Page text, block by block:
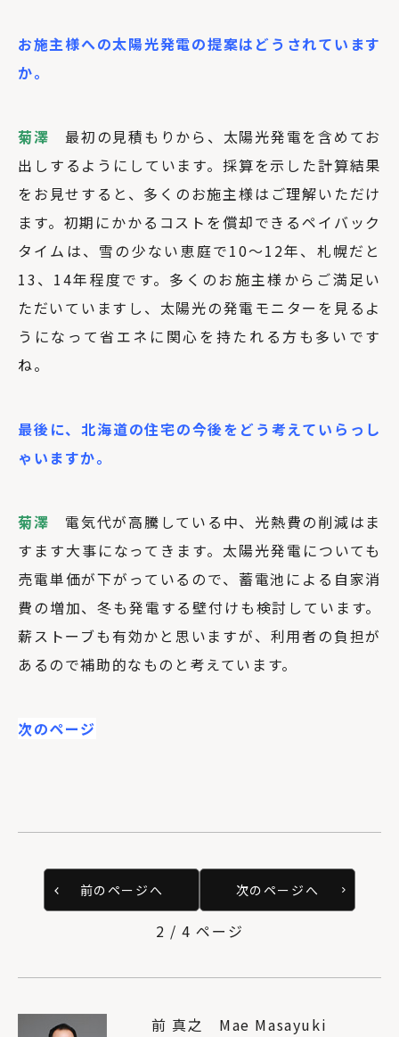
お施主様への太陽光発電の提案はどうされています
か。
菊澤 最初の見積もりから、太陽光発電を含めてお
出しするようにしています。採算を示した計算結果
をお見せすると、多くのお施主様はご理解いただけ
ます。初期にかかるコストを償却できるペイバック
タイムは、雪の少ない恵庭で10～12年、札幌だと
13、14年程度です。多くのお施主様からご満足い
ただいていますし、太陽光の発電モニターを見るよ
うになって省エネに関心を持たれる方も多いです
ね。
最後に、北海道の住宅の今後をどう考えていらっし
ゃいますか。
菊澤 電気代が高騰している中、光熱費の削減はま
すます大事になってきます。太陽光発電についても
売電単価が下がっているので、蓄電池による自家消
費の増加、冬も発電する壁付けも検討しています。
薪ストーブも有効かと思いますが、利用者の負担が
あるので補助的なものと考えています。
次のページ
前のページへ 次のページへ
2 / 4 ページ
前 真之 Mae Masayuki